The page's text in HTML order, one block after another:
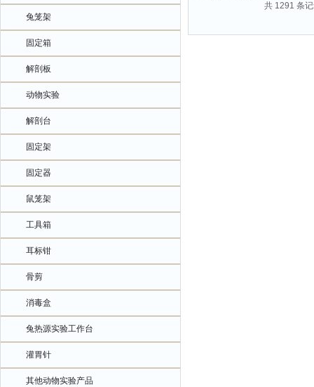
兔笼架
固定箱
解剖板
动物实验
解剖台
固定架
固定器
鼠笼架
工具箱
耳标钳
骨剪
消毒盒
兔热源实验工作台
灌胃针
其他动物实验产品
共 1291 条